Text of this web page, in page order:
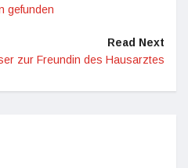
gefunden
Read Next
zur Freundin des Hausarztes